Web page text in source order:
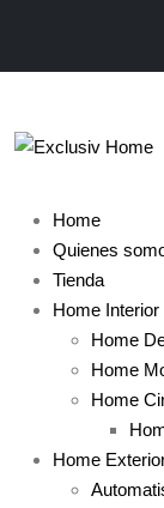
Home
Quienes
Tienda
Home Interior
Home
Home
Home
Home